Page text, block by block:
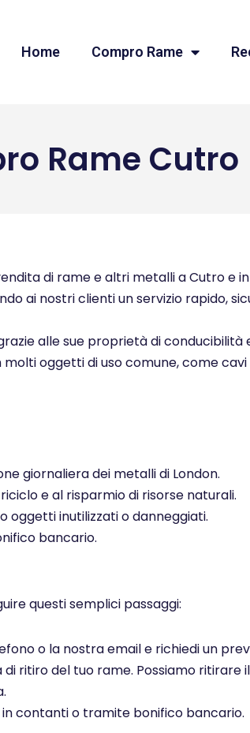
Home Compro Rame
Rame Cutro
di rame e altri metalli a Cutro e
ai nostri clienti un servizio rapido,
alle sue proprietà di
oggetti di uso comune, come
giornaliera dei metalli di London.
e al risparmio di risorse naturali.
oggetti inutilizzati o danneggiati.
bancario.
questi semplici passaggi:
o la nostra email e richiedi un
ritiro del tuo rame. Possiamo ritirare
contanti o tramite bonifico bancario.